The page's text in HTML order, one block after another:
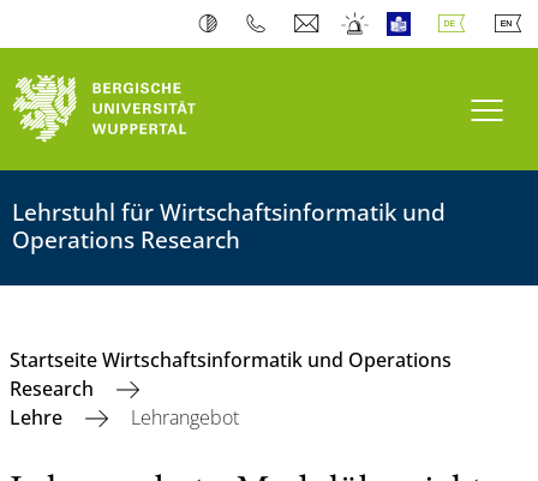
Lehrstuhl für Wirtschaftsinformatik und
Operations Research
Startseite Wirtschaftsinformatik und Operations
Research
Lehre
Lehrangebot